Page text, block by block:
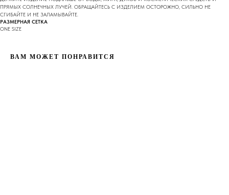
ПРЯМЫХ СОЛНЕЧНЫХ ЛУЧЕЙ. ОБРАЩАЙТЕСЬ С ИЗДЕЛИЕМ ОСТОРОЖНО, СИЛЬНО НЕ
СГИБАЙТЕ И НЕ ЗАЛАМЫВАЙТЕ.
РАЗМЕРНАЯ СЕТКА
ONE SIZE
ВАМ МОЖЕТ ПОНРАВИТСЯ